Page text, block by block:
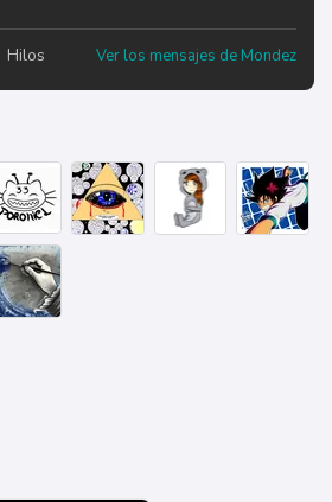
Hilos Ver los mensajes de Mondez